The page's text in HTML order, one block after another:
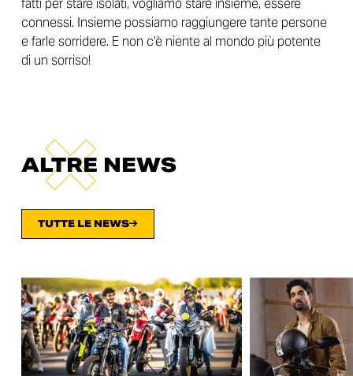
connessi. Insieme possiamo raggiungere tante persone
e farle sorridere. E non c’è niente al mondo più potente
di un sorriso!
ALTRE NEWS
TUTTE LE NEWS